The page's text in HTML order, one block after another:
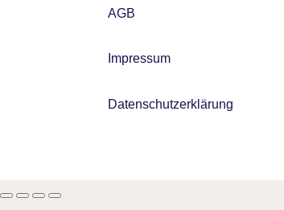
AGB
Impressum
Datenschutzerklärung